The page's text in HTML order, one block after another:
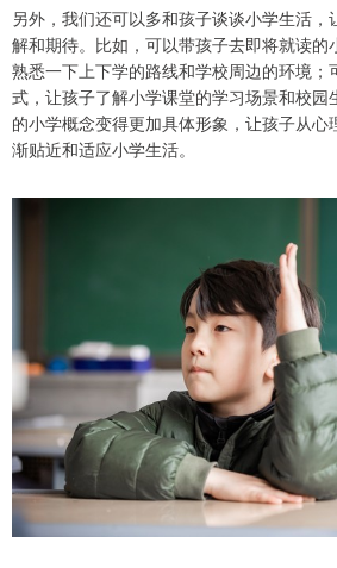
另外，我们还可以多和孩子谈谈小学生活，
解和期待。比如，可以带孩子去即将就读的
熟悉一下上下学的路线和学校周边的环境；
式，让孩子了解小学课堂的学习场景和校园
的小学概念变得更加具体形象，让孩子从心
渐贴近和适应小学生活。